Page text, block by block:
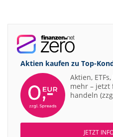
Aktien kaufen zu Top-
Aktien,
mehr – jetzt
handeln
JETZT